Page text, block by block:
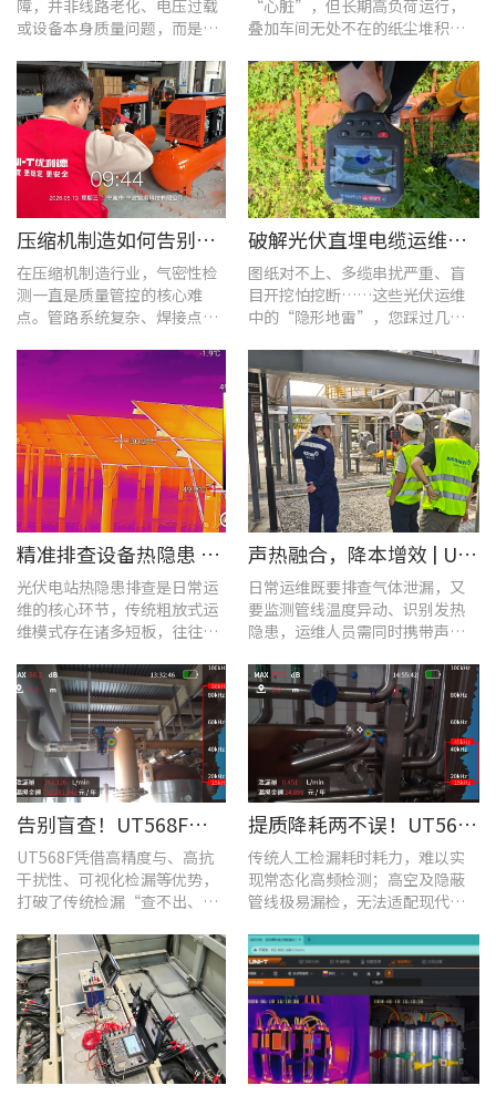
障，并非线路老化、电压过载
或设备本身质量问题，而是谐
易察觉的电能质量隐患导致。
“心脏”，但长期高负荷运行，
叠加车间无处不在的纸尘堆积，
端隐性发热。
压缩机制造如何告别“气密性焦虑”?UT568F红外声热成像仪实战揭秘
在压缩机制造行业，气密性检
测一直是质量管控的核心难
点。管路系统复杂、焊接点众
响产品的制冷性能和能效比
破解光伏直埋电缆运维难题：UT689B智能管线探测仪实测纪实
图纸对不上、多缆串扰严重、盲
目开挖怕挖断……这些光伏运维
中的“隐形地雷”，您踩过几
​精准排查设备热隐患 | UTi640J智能型红外热成像仪赋能光伏电站高效运维
光伏电站热隐患排查是日常运
维的核心环节，传统粗放式运
维模式存在诸多短板，往往面
境，制约电站运维效率与运行
安全性。
声热融合，降本增效 | UT568F红外声成像仪，以智能巡检筑牢气体厂区安全屏障
日常运维既要排查气体泄漏，又
要监测管线温度异动、识别发热
隐患，运维人员需同时携带声学
负重高、频繁切换工具，整体巡
检效率低下。
告别盲查！UT568F红外声成像仪，让汽车智造车间气体泄漏检测更智能高效
UT568F凭借高精度与、高抗
干扰性、可视化检漏等优势，
打破了传统检漏“查不出、查
提质降耗两不误！UT568F红外声成像仪破解酿酒车间检漏难题
传统人工检漏耗时耗力，难以实
现常态化高频检测；高空及隐蔽
管线极易漏检，无法适配现代化